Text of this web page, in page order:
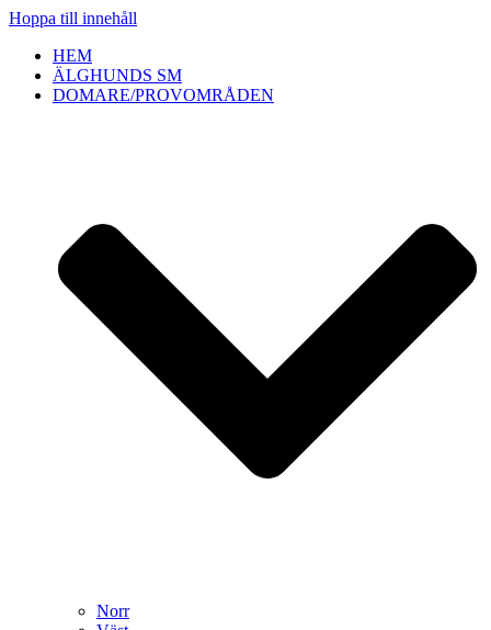
Hoppa till innehåll
HEM
ÄLGHUNDS SM
DOMARE/PROVOMRÅDEN
Norr